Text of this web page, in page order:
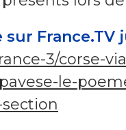
France.TV
3/corse-
le-